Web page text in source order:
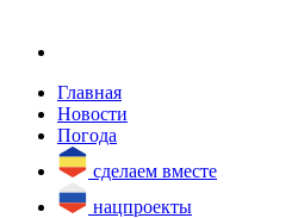
Главная
Новости
Погода
сделаем вместе
нацпроекты